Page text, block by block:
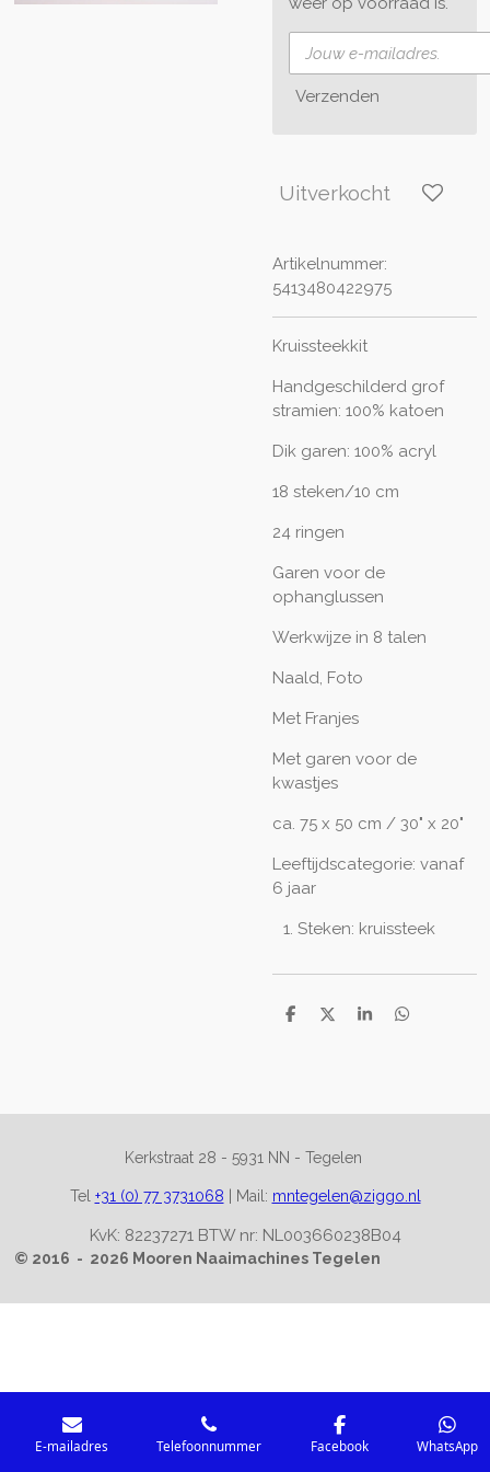
Verzenden
Uitverkocht
Artikelnummer:
5413480422975
Kruissteekkit
Handgeschilderd grof
stramien: 100% katoen
Dik garen: 100% acryl
18 steken/10 cm
24 ringen
Garen voor de
ophanglussen
Werkwijze in 8 talen
Naald, Foto
Met Franjes
Met garen voor de
kwastjes
ca. 75 x 50 cm / 30" x 20"
Leeftijdscategorie: vanaf
6 jaar
Steken: kruissteek
D
D
S
D
Kerkstraat 28 - 5931 NN - Tegelen
Tel +31 (0) 77 3731068 Mail: mntegelen@ziggo.nl
KvK: 82237271 BTW nr: NL003660238B04
© 2016 - 2026 Mooren Naaimachines Tegelen
E-mailadres Telefoonnummer Facebook WhatsApp